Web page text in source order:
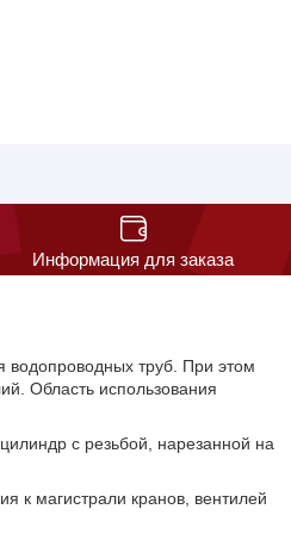
Информация для заказа
водопроводных труб. При этом
Область использования
с резьбой, нарезанной на
к магистрали кранов, вентилей